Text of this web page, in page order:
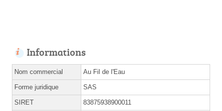
Informations
Nom commercial Au Fil de l'Eau
Forme juridique SAS
SIRET 83875938900011